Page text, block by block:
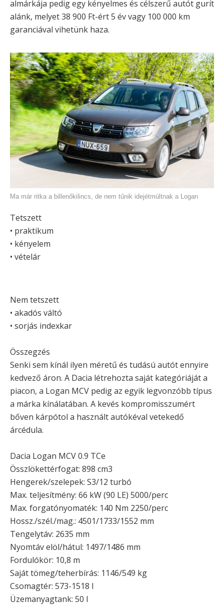
almárkája pedig egy kényelmes és célszerű autót gurít
alánk, melyet 38 900 Ft-ért 5 év vagy 100 000 km
garanciával vihetünk haza.
Ma már ritka a billenőkilincs, de nem tűnik idejétmúltnak a Logan
Tetszett
• praktikum
• kényelem
• vételár
Nem tetszett
• akadós váltó
• sorjás indexkar
Összegzés
Senki sem kínál ilyen méretű és tudású autót ennyire
kedvező áron. A Dacia létrehozta saját kategóriáját a
piacon, a Logan MCV pedig az egyik legvonzóbb típus
a márka kínálatában. A kevés kompromisszumért
bőven kárpótol a használt autókéval vetekedő
árcédula.
Dacia Logan MCV 0.9 TCe
Összlökettérfogat: 898 cm3
Hengerek/szelepek: S3/12 turbó
Max. teljesítmény: 66 kW (90 LE) 5000/perc
Max. forgatónyomaték: 140 Nm 2250/perc
Hossz./szél./mag.: 4501/1733/1552 mm
Tengelytáv: 2635 mm
Nyomtáv elöl/hátul: 1497/1486 mm
Fordulókör: 10,8 m
Saját tömeg/teherbírás: 1146/549 kg
Csomagtér: 573-1518 l
Üzemanyagtank: 50 l